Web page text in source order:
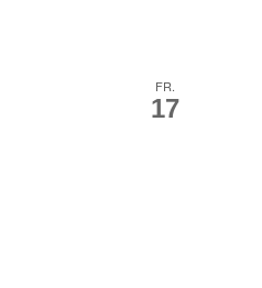
FR.
17